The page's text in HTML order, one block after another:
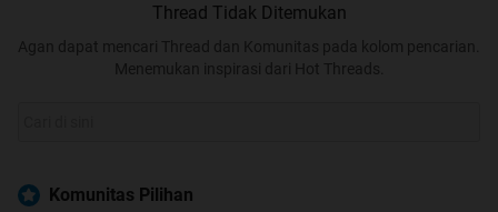
Thread Tidak Ditemukan
Agan dapat mencari Thread dan Komunitas pada kolom pencarian.
Menemukan inspirasi dari Hot Threads.
Komunitas Pilihan